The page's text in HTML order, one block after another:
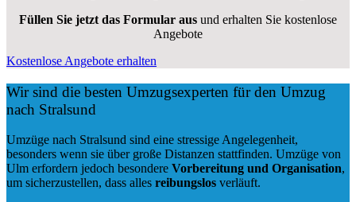
Füllen Sie jetzt das Formular aus und erhalten Sie kostenlose
Angebote
Kostenlose Angebote erhalten
Wir sind die besten Umzugsexperten für den Umzug
nach Stralsund
Umzüge nach Stralsund sind eine stressige Angelegenheit,
besonders wenn sie über große Distanzen stattfinden. Umzüge von
Ulm erfordern jedoch besondere Vorbereitung und Organisation,
um sicherzustellen, dass alles reibungslos verläuft.